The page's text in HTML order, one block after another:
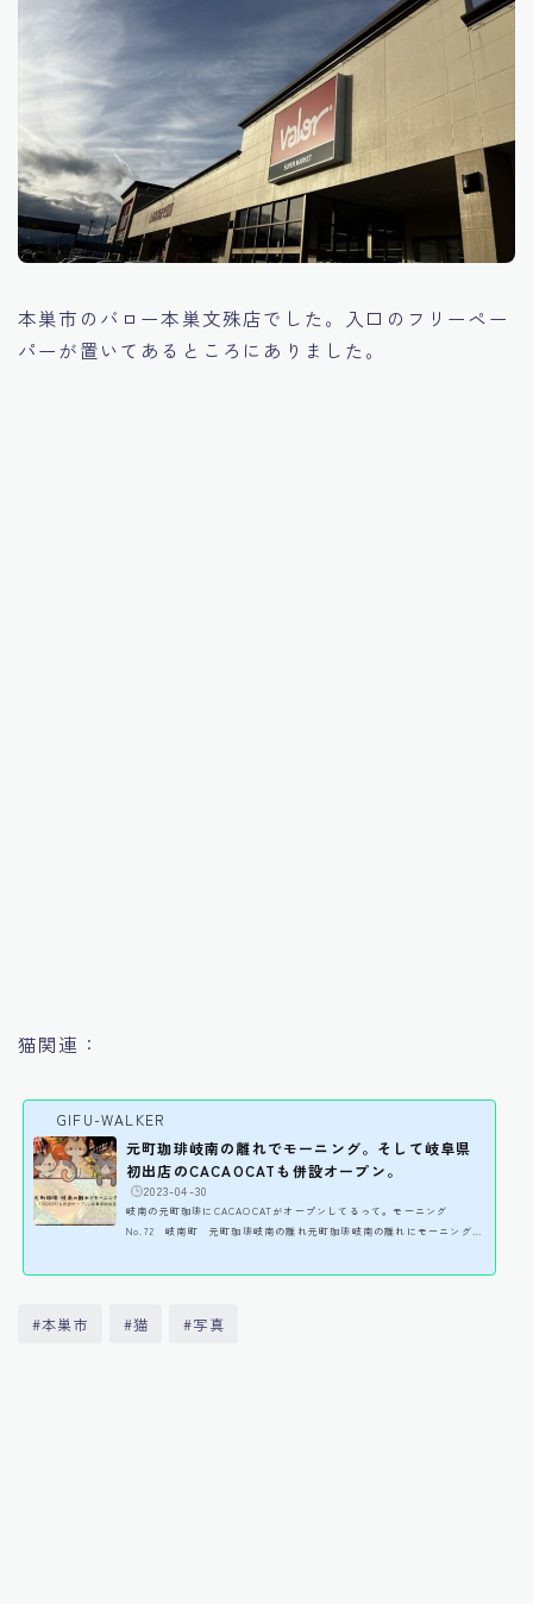
本巣市のバロー本巣文殊店でした。入口のフリーペー
パーが置いてあるところにありました。
猫関連：
GIFU-WALKER
元町珈琲岐南の離れでモーニング。そして岐阜県
初出店のCACAOCATも併設オープン。
️2023-04-30
岐南の元町珈琲にCACAOCATがオープンしてるって。モーニング
No.72 岐南町 元町珈琲岐南の離れ元町珈琲岐南の離れにモーニングに
にオープンしたんですね～早速行かねばならん！ってことで元町珈琲岐
#本巣市 #猫 #写真